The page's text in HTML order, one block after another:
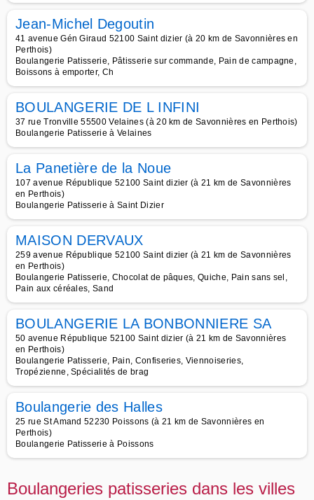
Jean-Michel Degoutin
41 avenue Gén Giraud 52100 Saint dizier (à 20 km de Savonnières en
Perthois)
Boulangerie Patisserie, Pâtisserie sur commande, Pain de campagne,
Boissons à emporter, Ch
BOULANGERIE DE L INFINI
37 rue Tronville 55500 Velaines (à 20 km de Savonnières en Perthois)
Boulangerie Patisserie à Velaines
La Panetière de la Noue
107 avenue République 52100 Saint dizier (à 21 km de Savonnières
en Perthois)
Boulangerie Patisserie à Saint Dizier
MAISON DERVAUX
259 avenue République 52100 Saint dizier (à 21 km de Savonnières
en Perthois)
Boulangerie Patisserie, Chocolat de pâques, Quiche, Pain sans sel,
Pain aux céréales, Sand
BOULANGERIE LA BONBONNIERE SA
50 avenue République 52100 Saint dizier (à 21 km de Savonnières
en Perthois)
Boulangerie Patisserie, Pain, Confiseries, Viennoiseries,
Tropézienne, Spécialités de brag
Boulangerie des Halles
25 rue St Amand 52230 Poissons (à 21 km de Savonnières en
Perthois)
Boulangerie Patisserie à Poissons
Boulangeries patisseries dans les villes